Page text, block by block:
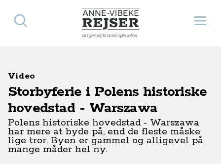
Anne-Vibeke Rejser
din genvej til store oplevelser
Åbn
Søg
Video
Storbyferie i Polens historiske
hovedstad - Warszawa
Polens historiske hovedstad - Warszawa
har mere at byde på, end de fleste måske
lige tror. Byen er gammel og alligevel på
mange måder hel ny.